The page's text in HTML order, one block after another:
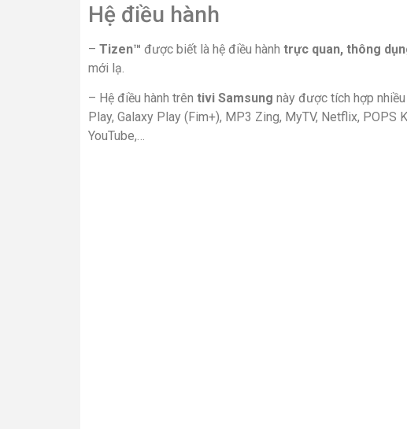
Hệ điều hành
– Tizen™​ được biết là hệ điều hành trực quan, thông
mới lạ.
– Hệ điều hành trên tivi Samsung này được tích hợp
Play, Galaxy Play (Fim+), MP3 Zing, MyTV, Netflix, POPS
YouTube,…